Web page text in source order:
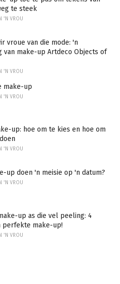
te steek
'N VROU
vroue van die mode: 'n
van make-up Artdeco Objects of
'N VROU
make-up
'N VROU
up: hoe om te kies en hoe om
'N VROU
up doen 'n meisie op 'n datum?
'N VROU
up as die vel peeling: 4
perfekte make-up!
'N VROU